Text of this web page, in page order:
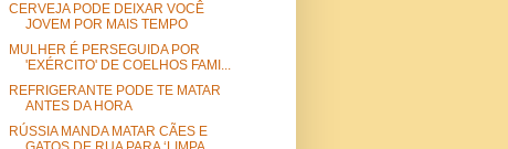
CERVEJA PODE DEIXAR VOCÊ
JOVEM POR MAIS TEMPO
MULHER É PERSEGUIDA POR
'EXÉRCITO' DE COELHOS FAMI...
REFRIGERANTE PODE TE MATAR
ANTES DA HORA
RÚSSIA MANDA MATAR CÃES E